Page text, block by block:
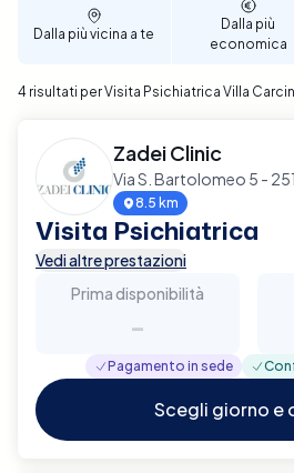
Villa Carcina.
Dalla più vicina a te
Dalla più
economica
4 risultati per Visita Psichiatrica Villa
Zadei Clinic
Via S. Bartolomeo 5 -
8.5 km
Visita Psichiatrica
Vedi altre prestazioni
Prima disponibilità
-
Pagamento in sede
Scegli giorno e